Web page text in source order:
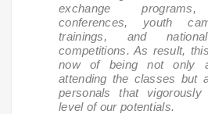
exchange programs,
conferences, youth
trainings, and
competitions. As result,
now of being not only
attending the classes but
personals that
level of our potentials.